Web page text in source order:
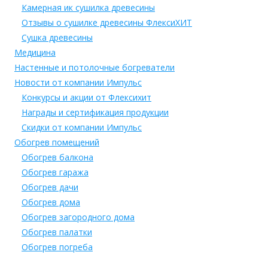
Камерная ик сушилка древесины
Отзывы о сушилке древесины ФлексиХИТ
Сушка древесины
Медицина
Настенные и потолочные богреватели
Новости от компании Импульс
Конкурсы и акции от Флексихит
Награды и сертификация продукции
Скидки от компании Импульс
Обогрев помещений
Обогрев балкона
Обогрев гаража
Обогрев дачи
Обогрев дома
Обогрев загородного дома
Обогрев палатки
Обогрев погреба